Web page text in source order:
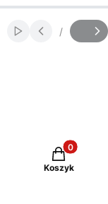
Włącz Slajd
/
z
Produkty
Koszyk